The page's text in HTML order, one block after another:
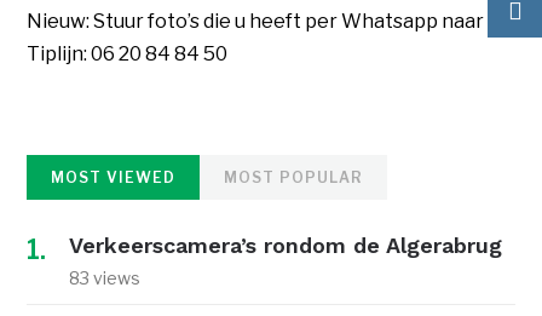
Nieuw: Stuur foto’s die u heeft per Whatsapp naar de
Tiplijn: 06 20 84 84 50
MOST VIEWED MOST POPULAR
Verkeerscamera’s rondom de Algerabrug
83 views